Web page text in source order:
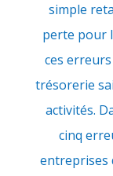
simple
perte pour
ces
trésorerie
activités.
cinq
entreprises